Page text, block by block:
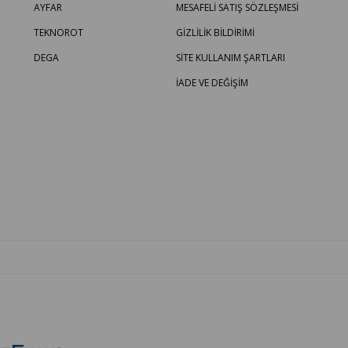
AYFAR
TEKNOROT
DEGA
MESAFELİ SATIŞ SÖZLEŞMESİ
GİZLİLİK BİLDİRİMİ
SİTE KULLANIM ŞARTLARI
İADE VE DEĞİŞİM